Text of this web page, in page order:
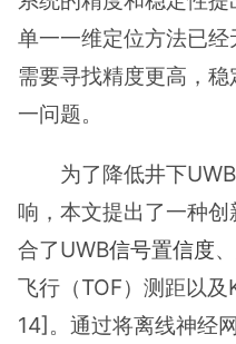
单一一维定位方法已
需要寻找精度更高，
一问题。
为了降低井下
响，本文提出了一种
合了UWB信号置信度
飞行（TOF）测距以
14]。通过将离线神经